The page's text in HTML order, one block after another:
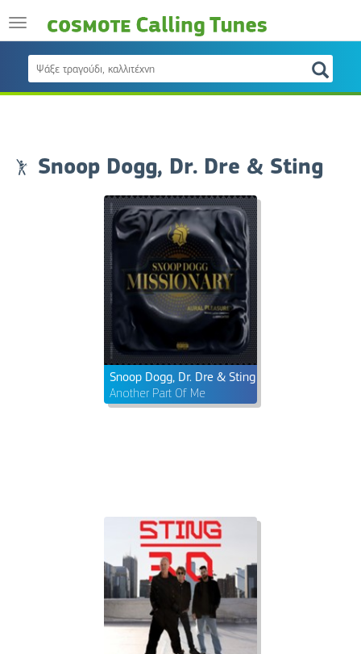
Snoop Dogg, Dr. Dre & Sting
Snoop Dogg, Dr. Dre & Sting
Another Part Of Me